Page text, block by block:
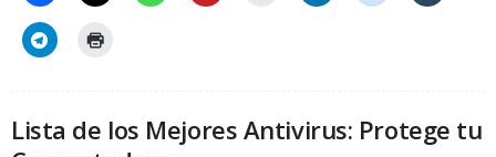
Lista de los Mejores Antivirus: Protege tu